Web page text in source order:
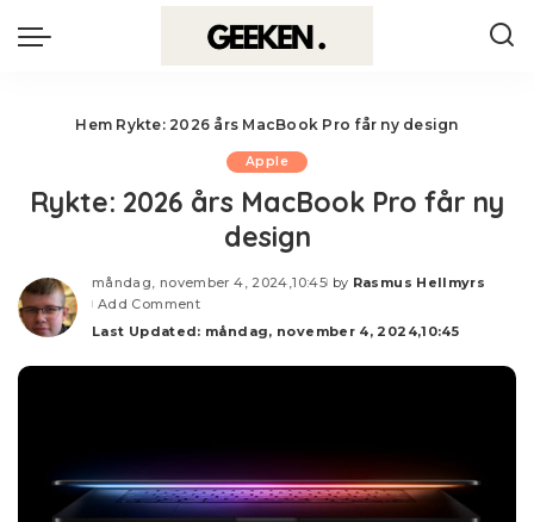
Hem Rykte: 2026 års MacBook Pro får ny design
Apple
Rykte: 2026 års MacBook Pro får ny
design
måndag, november 4, 2024,10:45
Posted
by Rasmus Hellmyrs
Add Comment
Last Updated: måndag, november 4, 2024,10:45